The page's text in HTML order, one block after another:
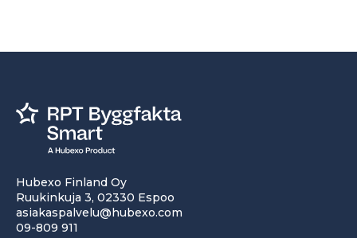
Hubexo Finland Oy
Ruukinkuja 3, 02330 Espoo
asiakaspalvelu@hubexo.com
09-809 911